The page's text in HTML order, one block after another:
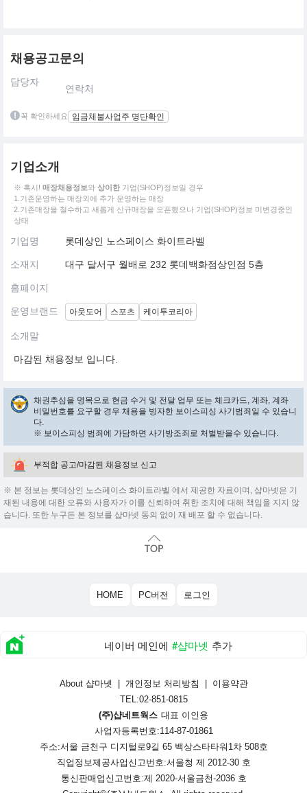
채용공고문의
담당자
연락처
꼭 확인하세요 임금체불사업주 명단확인
기업소개
※ 혹시! 매장채용정보와 상이한 기업(SHOP)정보일 경우
1.기존운영하는 매장외에 추가 운영하는 매장
2.기존매장을 철수하고 새롭게 신규매장을 오픈했으나 기업(SHOP)정보 미변경중인
상태
기업명 롯데상인 노스페이스 화이트라벨
소재지 대구 달서구 월배로 232 롯데백화점상인점 5층
홈페이지
운영브랜드 아웃도어 스포츠 케이투코리아
소개말
마감된 채용정보 입니다.
채권추심을 명목으로 현금 수거 및 전달 업무 또는 체크카드, 계좌, 계좌
비밀번호를 요구할 경우 채용을 빙자한 보이스피싱 사기범죄일 수 있습니
다.
※ 보이스피싱 범죄에 가담하면 사기방조죄로 처벌받을수 있습니다.
부적합 공고/마감된 채용정보 신고
※ 본 정보는 롯데상인 노스페이스 화이트라벨 에서 제공한 자료이며, 샵마넷은 기
재된 내용에 대한 오류와 사용자가 이를 신뢰하여 취한 조치에 대해 책임을 지지 않
습니다. 또한 누구든 본 정보를 샵마넷 동의 없이 재 배포 할 수 없습니다.
HOME PC버전 로그인
네이버 메인에 #샵마넷 추가
About 샵마넷 개인정보 처리방침
이용약관
TEL:02-851-0815
(주)샵네트웍스 대표 이인용
사업자등록번호:114-87-01861
주소:서울 금천구 디지털로9길 65 백상스타타워1차 508호
직업정보제공사업신고번호:서울청 제 2012-30 호
통신판매업신고번호:제 2020-서울금천-2036 호